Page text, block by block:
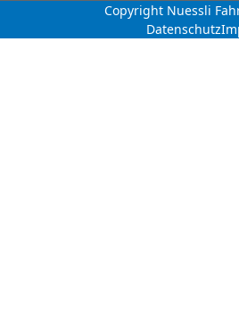
Copyright Nuessli
Datenschutz